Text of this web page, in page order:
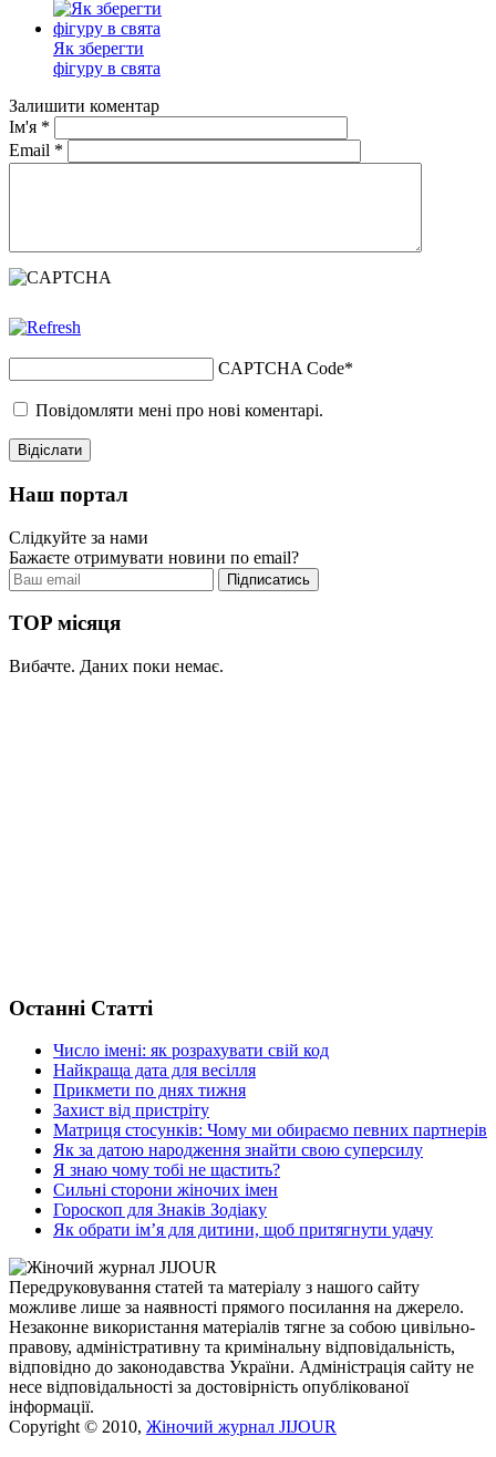
Як зберегти
фігуру в свята
Залишити коментар
Ім'я *
Email *
CAPTCHA Code*
Повідомляти мені про нові коментарі.
Наш портал
Слідкуйте за нами
Бажаєте отримувати новини по email?
TOP місяця
Вибачте. Даних поки немає.
Останні Статті
Число імені: як розрахувати свій код
Найкраща дата для весілля
Прикмети по днях тижня
Захист від пристріту
Матриця стосунків: Чому ми обираємо певних партнерів
Як за датою народження знайти свою суперсилу
Я знаю чому тобі не щастить?
Сильні сторони жіночих імен
Гороскоп для Знаків Зодіаку
Як обрати ім’я для дитини, щоб притягнути удачу
Передруковування статей та матеріалу з нашого сайту
можливе лише за наявності прямого посилання на джерело.
Незаконне використання матеріалів тягне за собою цивільно-
правову, адміністративну та кримінальну відповідальність,
відповідно до законодавства України. Адміністрація сайту не
несе відповідальності за достовірність опублікованої
інформації.
Copyright © 2010, Жіночий журнал JIJOUR